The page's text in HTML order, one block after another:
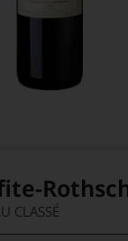
CLASSÉ